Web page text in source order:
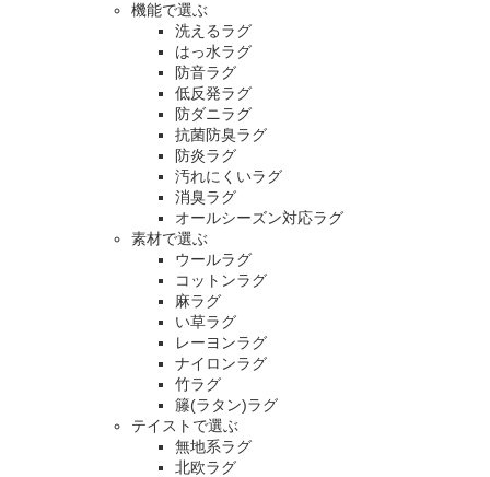
機能で選ぶ
洗えるラグ
はっ水ラグ
防音ラグ
低反発ラグ
防ダニラグ
抗菌防臭ラグ
防炎ラグ
汚れにくいラグ
消臭ラグ
オールシーズン対応ラグ
素材で選ぶ
ウールラグ
コットンラグ
麻ラグ
い草ラグ
レーヨンラグ
ナイロンラグ
竹ラグ
籐(ラタン)ラグ
テイストで選ぶ
無地系ラグ
北欧ラグ